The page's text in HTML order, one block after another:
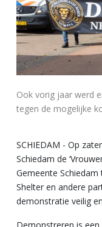
Ook vorig jaar werd
tegen de mogelijke
SCHIEDAM - Op
Schiedam de
Gemeente
Shelter en andere
demonstratie veilig
Demonstreren is